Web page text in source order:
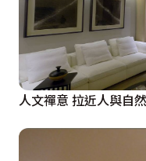
人文禪意 拉近人與自